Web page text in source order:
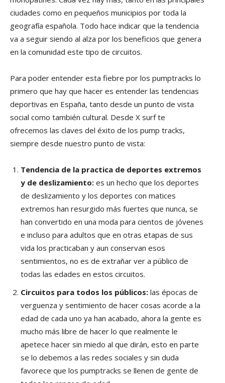
ciudades como en pequeños municipios por toda la
geografía española. Todo hace indicar que la tendencia
va a seguir siendo al alza por los beneficios que genera
en la comunidad este tipo de circuitos.
Para poder entender esta fiebre por los pumptracks lo
primero que hay que hacer es entender las tendencias
deportivas en España, tanto desde un punto de vista
social como también cultural. Desde X surf te
ofrecemos las claves del éxito de los pump tracks,
siempre desde nuestro punto de vista:
Tendencia de la practica de deportes extremos
y de deslizamiento: es un hecho que los deportes
de deslizamiento y los deportes con matices
extremos han resurgido más fuertes que nunca, se
han convertido en una moda para cientos de jóvenes
e incluso para adultos que en otras etapas de sus
vida los practicaban y aun conservan esos
sentimientos, no es de extrañar ver a público de
todas las edades en estos circuitos.
Circuitos para todos los públicos: las épocas de
verguenza y sentimiento de hacer cosas acorde a la
edad de cada uno ya han acabado, ahora la gente es
mucho más libre de hacer lo que realmente le
apetece hacer sin miedo al que dirán, esto en parte
se lo debemos a las redes sociales y sin duda
favorece que los pumptracks se llenen de gente de